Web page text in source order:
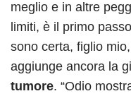
meglio e in altre
limiti, è il primo
sono certa, figlio
aggiunge ancora la
tumore. “Odio